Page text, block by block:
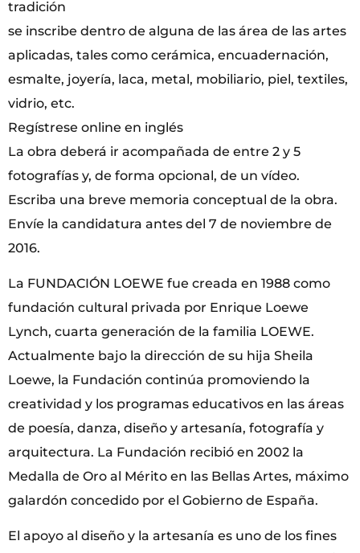
tradición
se inscribe dentro de alguna de las área de las artes
aplicadas, tales como cerámica, encuadernación,
esmalte, joyería, laca, metal, mobiliario, piel, textiles,
vidrio, etc.
Regístrese online en inglés
La obra deberá ir acompañada de entre 2 y 5
fotografías y, de forma opcional, de un vídeo.
Escriba una breve memoria conceptual de la obra.
Envíe la candidatura antes del 7 de noviembre de
2016.
La FUNDACIÓN LOEWE fue creada en 1988 como
fundación cultural privada por Enrique Loewe
Lynch, cuarta generación de la familia LOEWE.
Actualmente bajo la dirección de su hija Sheila
Loewe, la Fundación continúa promoviendo la
creatividad y los programas educativos en las áreas
de poesía, danza, diseño y artesanía, fotografía y
arquitectura. La Fundación recibió en 2002 la
Medalla de Oro al Mérito en las Bellas Artes, máximo
galardón concedido por el Gobierno de España.
El apoyo al diseño y la artesanía es uno de los fines